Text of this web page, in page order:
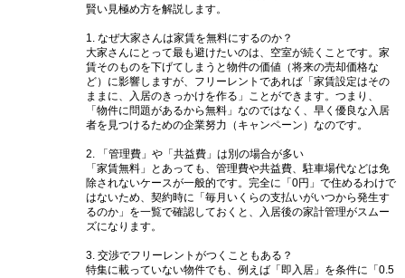
賢い見極め方を解説します。
1. なぜ大家さんは家賃を無料にするのか？
大家さんにとって最も避けたいのは、空室が続くことです。家
賃そのものを下げてしまうと物件の価値（将来の売却価格な
ど）に影響しますが、フリーレントであれば「家賃設定はその
ままに、入居のきっかけを作る」ことができます。つまり、
「物件に問題があるから無料」なのではなく、早く優良な入居
者を見つけるための企業努力（キャンペーン）なのです。
2. 「管理費」や「共益費」は別の場合が多い
「家賃無料」とあっても、管理費や共益費、駐車場代などは免
除されないケースが一般的です。完全に「0円」で住めるわけで
はないため、契約時に「毎月いくらの支払いがいつから発生す
るのか」を一覧で確認しておくと、入居後の家計管理がスムー
ズになります。
3. 交渉でフリーレントがつくこともある？
特集に載っていない物件でも、例えば「即入居」を条件に「0.5